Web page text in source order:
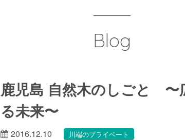
Blog
鹿児島 自然木のしごと 〜
る未来〜
2016.12.10 川端のプライベート